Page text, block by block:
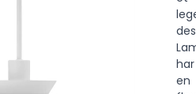
har
en